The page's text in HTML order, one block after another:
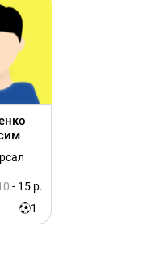
- 15 р.
1